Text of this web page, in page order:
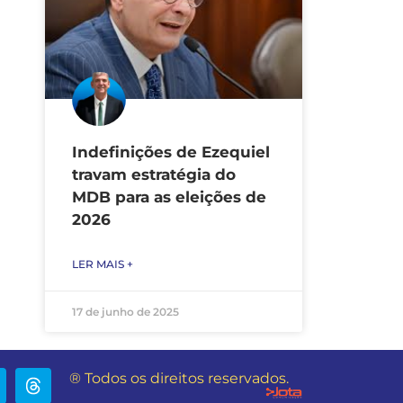
Indefinições de Ezequiel
travam estratégia do
MDB para as eleições de
2026
LER MAIS +
17 de junho de 2025
® Todos os direitos reservados.